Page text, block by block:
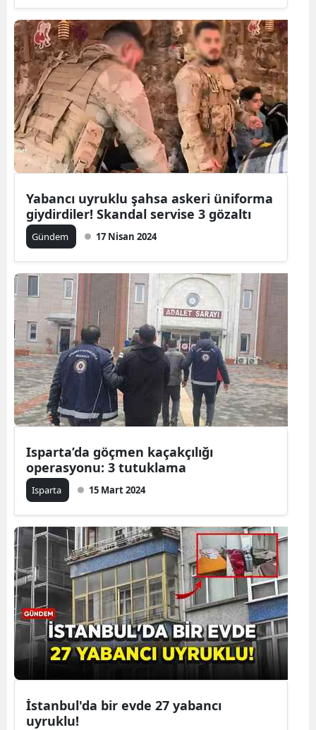
Samsun
Siirt
Sinop
Sivas
Tekirdağ
Tokat
Trabzon
Uşak
Van
Zonguldak
Aksaray
Bayburt
Batman
Şırnak
Bartın
Ardahan
Iğdır
Yalova
Yabancı uyruklu şahsa askeri üniforma
giydirdiler! Skandal servise 3 gözaltı
Gündem 17 Nisan 2024
Isparta’da göçmen kaçakçılığı
operasyonu: 3 tutuklama
Isparta 15 Mart 2024
İstanbul'da bir evde 27 yabancı
uyruklu!